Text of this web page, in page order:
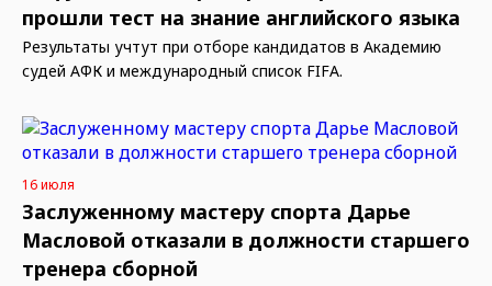
прошли тест на знание английского языка
Результаты учтут при отборе кандидатов в Академию
судей АФК и международный список FIFA.
16 июля
Заслуженному мастеру спорта Дарье
Масловой отказали в должности старшего
тренера сборной